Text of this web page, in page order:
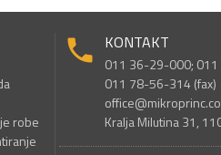
robe
KONTAKT
011 36-29-000;
011 78-56-314 (fax)
Kralja Milutina 31,